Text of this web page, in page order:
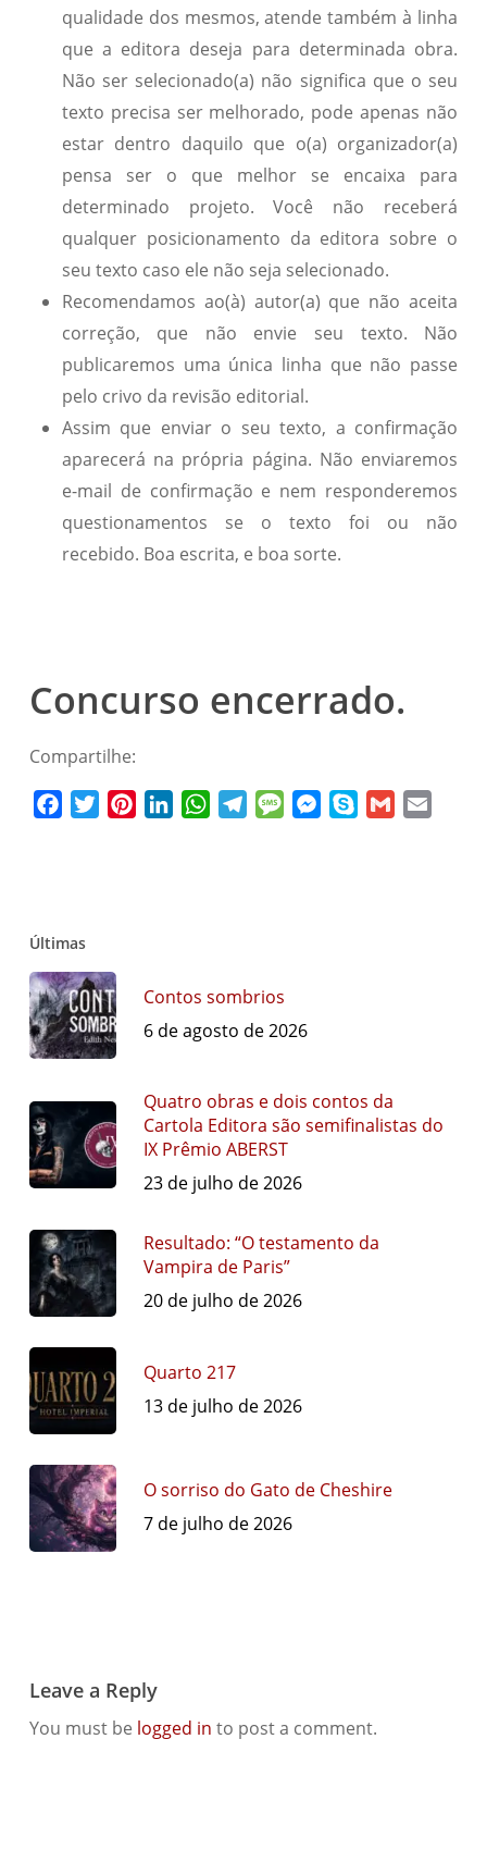
qualidade dos mesmos, atende também à linha
que a editora deseja para determinada obra.
Não ser selecionado(a) não significa que o seu
texto precisa ser melhorado, pode apenas não
estar dentro daquilo que o(a) organizador(a)
pensa ser o que melhor se encaixa para
determinado projeto. Você não receberá
qualquer posicionamento da editora sobre o
seu texto caso ele não seja selecionado.
Recomendamos ao(à) autor(a) que não aceita
correção, que não envie seu texto. Não
publicaremos uma única linha que não passe
pelo crivo da revisão editorial.
Assim que enviar o seu texto, a confirmação
aparecerá na própria página. Não enviaremos
e-mail de confirmação e nem responderemos
questionamentos se o texto foi ou não
recebido. Boa escrita, e boa sorte.
Concurso encerrado.
Compartilhe:
FacebookTwitterPinterestLinkedInWhatsAppTelegramMessageMessenger
Skype Gmail
Últimas
Contos sombrios
6 de agosto de 2026
Quatro obras e dois contos da
Cartola Editora são semifinalistas do
IX Prêmio ABERST
23 de julho de 2026
Resultado: “O testamento da
Vampira de Paris”
20 de julho de 2026
Quarto 217
13 de julho de 2026
O sorriso do Gato de Cheshire
7 de julho de 2026
Leave a Reply
You must be logged in to post a comment.